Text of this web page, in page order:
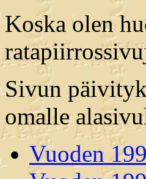
Koska olen
Sivun
omalle
Vuoden